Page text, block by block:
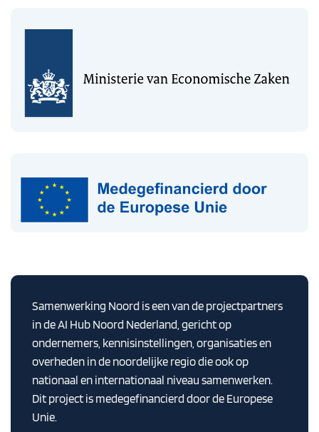
Samenwerking Noord is een van de projectpartners
in de AI Hub Noord Nederland, gericht op
ondernemers, kennisinstellingen, organisaties en
overheden in de noordelijke regio die ook op
nationaal en internationaal niveau samenwerken.
Dit project is medegefinancierd door de Europese
Unie.